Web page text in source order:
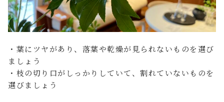
・葉にツヤがあり、落葉や乾燥が見られないものを選び
ましょう
・枝の切り口がしっかりしていて、割れていないものを
選びましょう